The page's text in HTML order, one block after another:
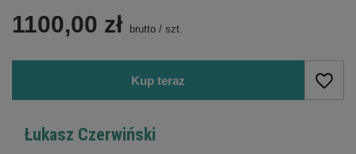
1100,00 zł brutto / szt.
Kup teraz
Łukasz Czerwiński